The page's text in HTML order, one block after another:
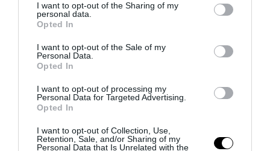
not limited to your visit or usage behaviour. You may click to
grant or deny consent to Google and its third-party tags to
use your data for below specified purposes in below Google
consent section.
I want to opt-out of the Sharing of my
personal data.
Opted In
I want to opt-out of the Sale of my
Personal Data.
Opted In
I want to opt-out of processing my
Personal Data for Targeted Advertising.
Opted In
I want to opt-out of Collection, Use,
Retention, Sale, and/or Sharing of my
Personal Data that Is Unrelated with the
La Camera boccia il patentino antifascista per parlare a
5 Agosto 2026